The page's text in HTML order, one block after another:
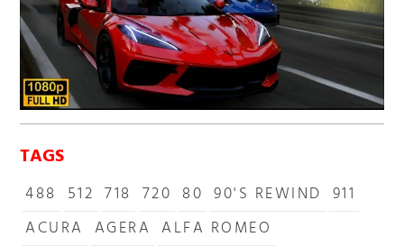
TAGS
488 512 718 720 80 90'S REWIND 911
ACURA AGERA ALFA ROMEO